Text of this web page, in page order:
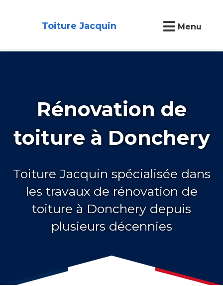
Toiture Jacquin Menu
Rénovation de
toiture à Donchery
Toiture Jacquin spécialisée dans
les travaux de rénovation de
toiture à Donchery depuis
plusieurs décennies